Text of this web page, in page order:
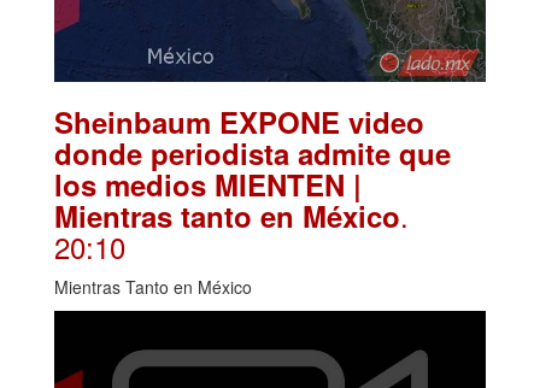
Sheinbaum EXPONE video
donde periodista admite que
los medios MIENTEN |
Mientras tanto en México.
20:10
Mientras Tanto en México